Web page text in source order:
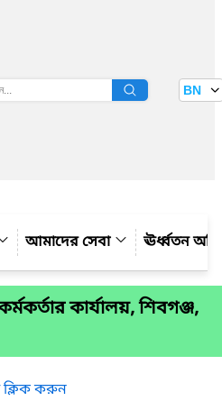
বাতায়ন BN
আমাদের সেবা ঊর্ধ্বতন
কার্যালয়, শিবগঞ্জ,
ক্লিক করুন